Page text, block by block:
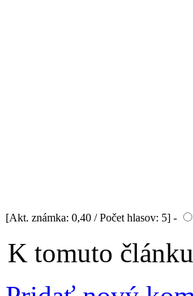
[Akt. známka: 0,40 / Počet hlasov: 5] -
K tomuto